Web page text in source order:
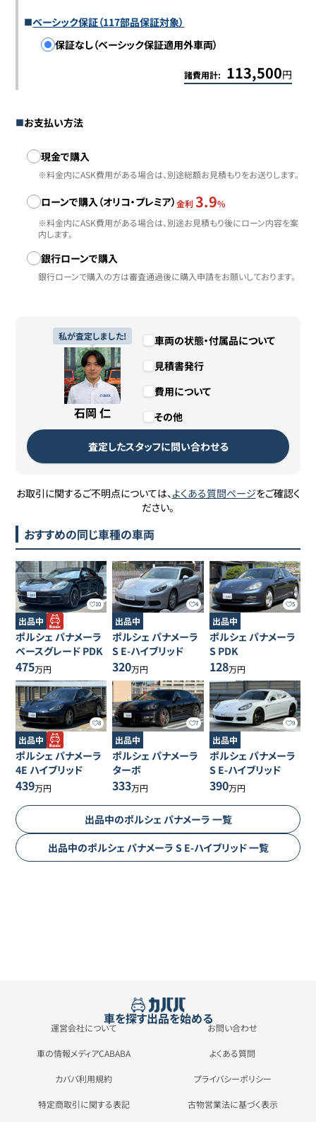
ベーシック保証（117部品保証対象）
保証なし（ベーシック保証適用外車両）
諸費用計: 113,500円
お支払い方法
お支払い方法
現金で購入
※料金内にASK費用がある場合は、別途総額お見積もりをお送りします。
ローンで購入（オリコ・プレミア）金利 3.9%
※料金内にASK費用がある場合は、別途お見積もり後にローン内容を案
内します。
銀行ローンで購入
銀行ローンで購入の方は審査通過後に購入申請をお願いしております。
私が査定しました!
石岡 仁
車両の状態・付属品について
見積書発行
費用について
その他
査定したスタッフに問い合わせる
お取引に関するご不明点については、よくある質問ページをご確認く
ださい。
おすすめの同じ車種の車両
10
出品中
ポルシェ パナメーラ
ベースグレード PDK
475万円
4
出品中
ポルシェ パナメーラ
S E-ハイブリッド
320万円
5
出品中
ポルシェ パナメーラ
S PDK
128万円
8
出品中
ポルシェ パナメーラ
4E ハイブリッド
439万円
7
出品中
ポルシェ パナメーラ
ターボ
333万円
9
出品中
ポルシェ パナメーラ
S E-ハイブリッド
390万円
出品中のポルシェ パナメーラ 一覧
出品中のポルシェ パナメーラ S E-ハイブリッド一覧
車を探す出品を始める
運営会社について お問い合わせ
車の情報メディアCABABA よくある質問
カババ利用規約 プライバシーポリシー
特定商取引に関する表記 古物営業法に基づく表示